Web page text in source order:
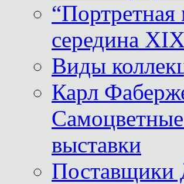
середина
Виды
Карл
выставки